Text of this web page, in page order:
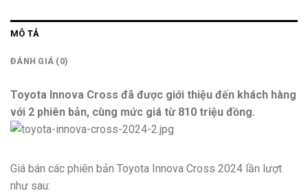
MÔ TẢ
ĐÁNH GIÁ (0)
Toyota Innova Cross đã được giới thiệu đến khách hàng
với 2 phiên bản, cùng mức giá từ 810 triệu đồng.
Giá bán các phiên bản Toyota Innova Cross 2024 lần lượt
như sau: